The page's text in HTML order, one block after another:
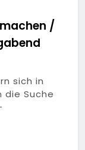
/
sich in
Suche